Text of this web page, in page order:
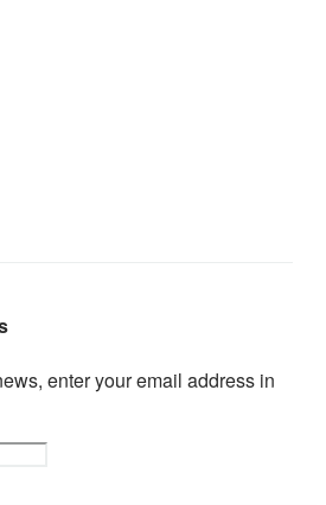
enter your email address in